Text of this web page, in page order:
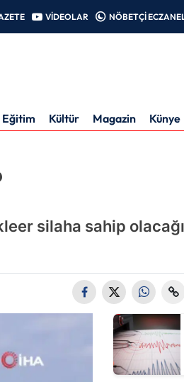
VİDEOLAR NÖBETÇİ
Eğitim Kültür Magazin Künye
silaha sahip